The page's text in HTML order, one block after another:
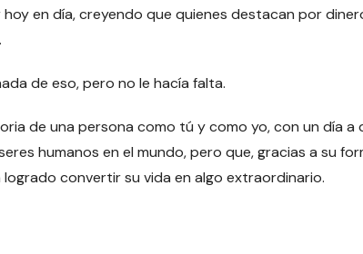
en día, creyendo que quienes destacan por
de eso, pero no le hacía falta.
de una persona como tú y como yo, con un día a
humanos en el mundo, pero que, gracias a su
logrado convertir su vida en algo extraordinario.